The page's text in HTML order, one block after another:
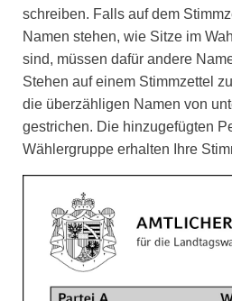
schreiben. Falls auf dem
Namen stehen, wie Sitze im
sind, müssen dafür andere
Stehen auf einem Stimmzettel
die überzähligen Namen von
gestrichen. Die hinzugefügten
Wählergruppe erhalten Ihre